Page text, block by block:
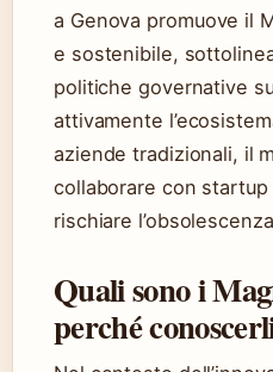
a Genova promuove il
e sostenibile,
politiche governative
attivamente
aziende tradizionali, il
collaborare con
rischiare
Quali sono i
perché